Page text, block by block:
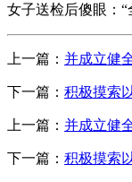
女子送检后傻眼：“
上一篇： 并成立健
下一篇： 积极摸索
上一篇： 并成立健
下一篇： 积极摸索